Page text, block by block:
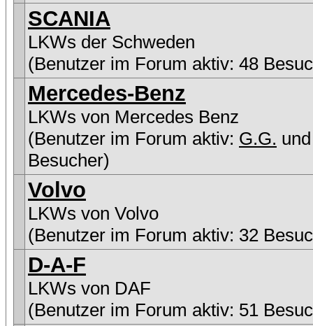
SCANIA
LKWs der Schweden
(Benutzer im Forum aktiv: 48
Mercedes-Benz
LKWs von Mercedes Benz
(Benutzer im Forum aktiv: G.G.
Besucher)
Volvo
LKWs von Volvo
(Benutzer im Forum aktiv: 32
D-A-F
LKWs von DAF
(Benutzer im Forum aktiv: 51